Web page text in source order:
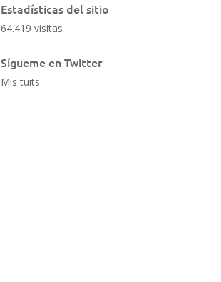
Estadísticas del sitio
64.419 visitas
Sígueme en Twitter
Mis tuits